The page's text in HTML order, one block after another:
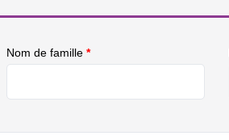
Nom de famille *